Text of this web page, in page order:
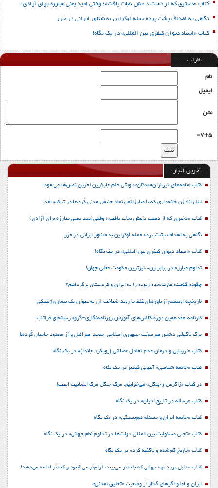
کتاب «دختری که از دست داعش نجات یافت»؛ وقتی امید یعنی مبارزه برای آزادی!
نگاهی به اهداف پشت پرده حمله اوکراین به شناور ایرانی در خزر
کتاب «اسناد دیوان کیفری بین المللی» در یک نگاه!
نظرات
نام
ایمیل
متن
7+5=
آخرین اخبار
کتاب «نامه‌های تیرباران‌شدگان»؛ وقتی قلم جایگزین آخرین نفس‌ها می‌شود!
لیلا زانا؛ زن خانه‌داری که با مبارزاتش نماد جنبش مدنی کُردها در ترکیه شد!
کتاب «دختری که از دست داعش نجات یافت»؛ وقتی امید یعنی مبارزه برای آزادی!
نگاهی به اهداف پشت پرده حمله اوکراین به شناور ایرانی در خزر
کتاب «اسناد دیوان کیفری بین المللی» در یک نگاه!
تداوم مبارزه در برابر زن‌ستیزترین حکومت فعلی جهان!
چگونه گنجینه غارت‌شده زیویه را به ایران و کردستان برگردانیم؟
تاریخچه اوتیسم از باورهای غلط تا روند شناخت آن به عنوان یک بیماری ژنتیکی
کارنامه هفدهمین دوره کلاس‌های آموزش روزنامه‌نگاری–گروه رسانه‌ای فراتاب
مرگ ناگهانی دشمن سرسخت جمهوری اسلامی، متحد اسرائیل و از معدود حامیان کُردها
کتاب «ارزیابی و درمان عدم تعادل عضلانی (رویکرد جاندا)» در یک نگاه
کتاب «جامعه شناسی» آنتونی گیدنز در یک نگاه
در کتاب «زاگرس و جنگل» می‌خوانیم: مرگ جنگل مرگ انسانیت است!
کتاب «رساله در تاریخ ادیان» در یک نگاه
کتاب «جامعه ایران و مسئله هم‌بستگی» در یک نگاه
کتاب «تجلی مسئولیت بین المللی دولت‌ها در تداوم نظم جهانی» در یک نگاه
کتاب «تاریخ گم‌شده و ناگفته کُرد» در یک نگاه
کتاب «دلیل پریدنم»؛ جهانی که بلندتر می‌بیند، آرام‌تر می‌شنود و کندتر ادامه می‌دهد!
ایران و اما و اگرهای گذار از وضعیت «تعلیق تمدنی»